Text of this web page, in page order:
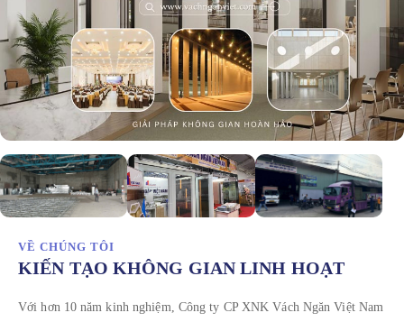
VỀ CHÚNG TÔI
KIẾN TẠO KHÔNG GIAN LINH HOẠT
Với hơn 10 năm kinh nghiệm, Công ty CP XNK Vách Ngăn Việt Nam